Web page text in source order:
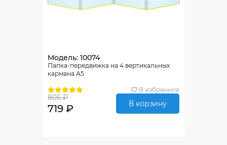
Модель: 10074
Папка-передвижка на 4 вертикальных
кармана А5
В избранное
805 ₽
719 ₽ В корзину